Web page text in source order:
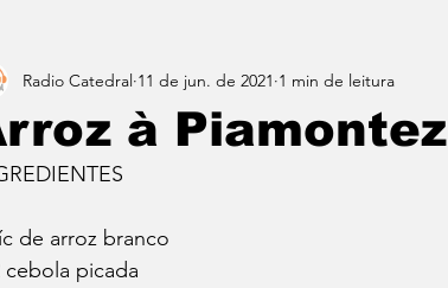
à Piamontez
Radio Catedral 11 de jun. de 2021 1 min de leitura
de arroz branco
cebola picada